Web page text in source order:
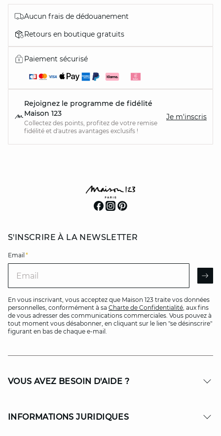
Aucun frais de dédouanement
Retours en boutique gratuits
Paiement sécurisé
Rejoignez le programme de fidélité
Maison 123
Collectez des points, profitez de votre remise
fidélité et d'autres avantages exclusifs !
Je m'inscris
S'INSCRIRE À LA NEWSLETTER
Email *
En vous inscrivant, vous acceptez que Maison 123 traite vos données
personnelles, conformément à sa Charte de Confidentialité, aux fins
de vous adresser des communications commerciales. Vous pouvez à
tout moment vous désabonner, en cliquant sur le lien "se désinscrire"
figurant en bas de chaque e-mail.
VOUS AVEZ BESOIN D'AIDE ?
INFORMATIONS JURIDIQUES